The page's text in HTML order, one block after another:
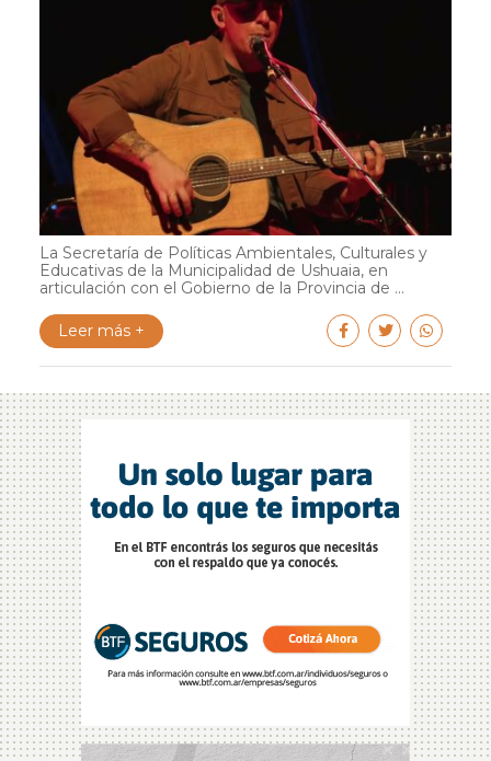
La Secretaría de Políticas Ambientales, Culturales y
Educativas de la Municipalidad de Ushuaia, en
articulación con el Gobierno de la Provincia de ...
Leer más +